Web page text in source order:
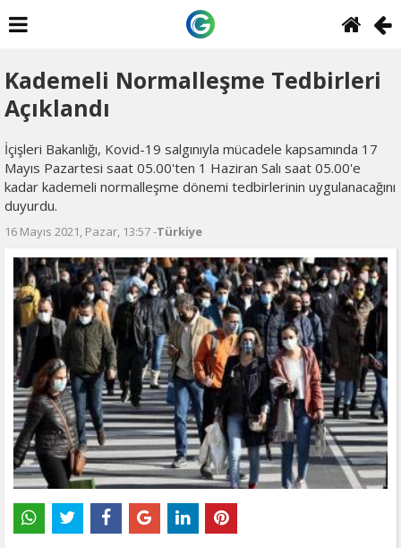
Kademeli Normalleşme Tedbirleri
Açıklandı
İçişleri Bakanlığı, Kovid-19 salgınıyla mücadele kapsamında 17
Mayıs Pazartesi saat 05.00'ten 1 Haziran Salı saat 05.00'e
kadar kademeli normalleşme dönemi tedbirlerinin uygulanacağını
duyurdu.
16 Mayıs 2021, Pazar, 13:57 -Türkiye